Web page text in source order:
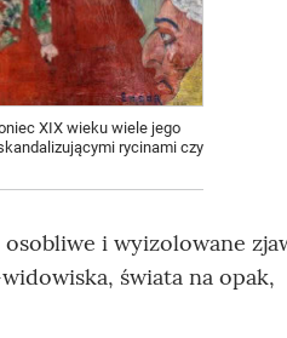
XIX wieku wiele jego
rycinami czy
i wyizolowane
świata na opak,